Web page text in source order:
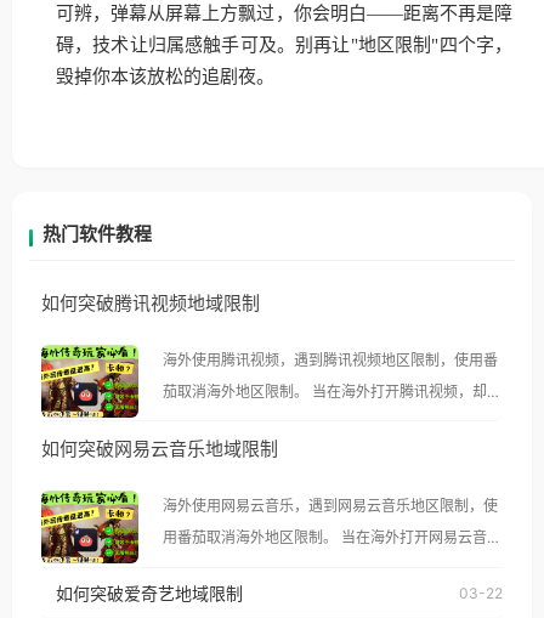
可辨，弹幕从屏幕上方飘过，你会明白——距离不再是障
碍，技术让归属感触手可及。别再让"地区限制"四个字，
毁掉你本该放松的追剧夜。
热门软件教程
如何突破腾讯视频地域限制
海外使用腾讯视频，遇到腾讯视频地区限制，使用番
茄取消海外地区限制。 当在海外打开腾讯视频，却突
示语。 海外用户如香港、澳门、台湾、美国、加拿
像其他音乐平台一样，出现地区及版权限制问题，且
仅能在中国大陆地区播放。 遇到这个问题的朋友们，
使用番茄回国加速器，即可解决「海外用户收听腾讯
如何突破网易云音乐地域限制
海外使用网易云音乐，遇到网易云音乐地区限制，使
用番茄取消海外地区限制。 当在海外打开网易云音
播放”的提示语。 海外用户如香港、澳门、台湾、美
如何突破爱奇艺地域限制 03-22